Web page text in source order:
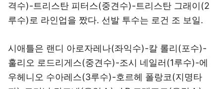
격수)-트리스탄 피터스(중견수)-트리스탄 그래이(2
루수)로 라인업을 짰다. 선발 투수는 로건 조 보일.
시애틀은 랜디 아로자레나(좌익수)-칼 롤리(포수)-
훌리오 로드리게스(중견수)-조시 네일러(1루수)-에
우헤니오 수아레스(3루수)-호르헤 폴랑코(지명타